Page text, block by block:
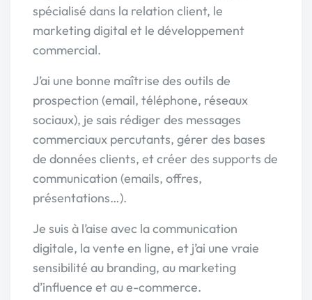
spécialisé dans la relation client, le
marketing digital et le développement
commercial.
J’ai une bonne maîtrise des outils de
prospection (email, téléphone, réseaux
sociaux), je sais rédiger des messages
commerciaux percutants, gérer des bases
de données clients, et créer des supports de
communication (emails, offres,
présentations…).
Je suis à l’aise avec la communication
digitale, la vente en ligne, et j’ai une vraie
sensibilité au branding, au marketing
d’influence et au e-commerce.